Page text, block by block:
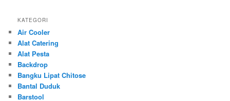
KATEGORI
Air Cooler
Alat Catering
Alat Pesta
Backdrop
Bangku Lipat Chitose
Bantal Duduk
Barstool